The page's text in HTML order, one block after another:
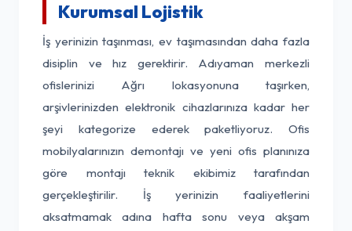
Kurumsal Lojistik
İş yerinizin taşınması, ev taşımasından daha fazla
disiplin ve hız gerektirir. Adıyaman merkezli
ofislerinizi Ağrı lokasyonuna taşırken,
arşivlerinizden elektronik cihazlarınıza kadar her
şeyi kategorize ederek paketliyoruz. Ofis
mobilyalarınızın demontajı ve yeni ofis planınıza
göre montajı teknik ekibimiz tarafından
gerçekleştirilir. İş yerinizin faaliyetlerini
aksatmamak adına hafta sonu veya akşam